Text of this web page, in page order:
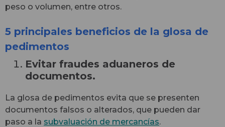
peso o volumen, entre otros.
5 principales beneficios de la glosa de
pedimentos
Evitar fraudes aduaneros de
documentos.
La glosa de pedimentos evita que se presenten
documentos falsos o alterados, que pueden dar
paso a la subvaluación de mercancías.